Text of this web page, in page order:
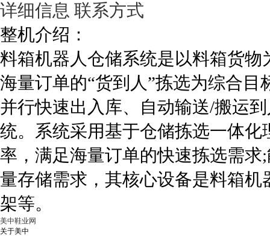
详细信息 联系方式
整机介绍：
料箱机器人仓储系统是以料箱货
海量订单的“货到人”拣选为综合
并行快速出入库、自动输送/搬运
统。系统采用基于仓储拣选一体
率，满足海量订单的快速拣选需
量存储需求，其核心设备是料箱
架等。
美中鞋业网
关于美中